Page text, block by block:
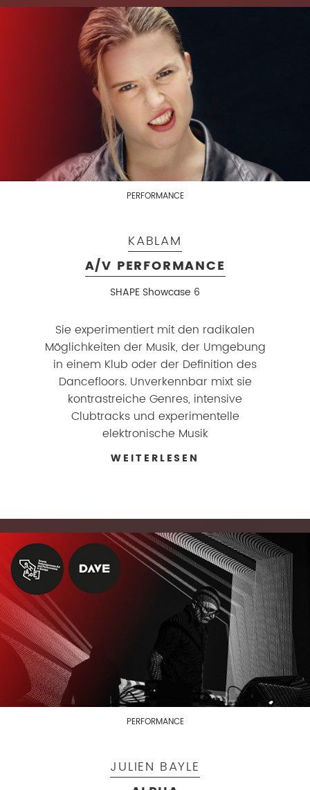
PERFORMANCE
KABLAM
A/V PERFORMANCE
SHAPE Showcase 6
Sie experimentiert mit den radikalen
Möglichkeiten der Musik, der Umgebung
in einem Klub oder der Definition des
Dancefloors. Unverkennbar mixt sie
kontrastreiche Genres, intensive
Clubtracks und experimentelle
elektronische Musik
WEITERLESEN
PERFORMANCE
JULIEN BAYLE